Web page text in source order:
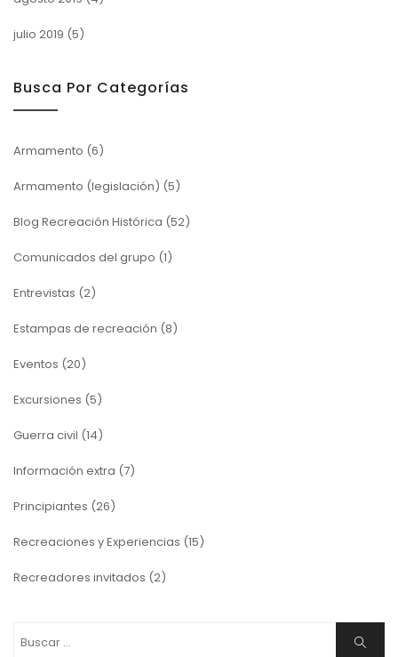
julio 2019 (5)
Busca Por Categorías
Armamento (6)
Armamento (legislación) (5)
Blog Recreación Histórica (52)
Comunicados del grupo (1)
Entrevistas (2)
Estampas de recreación (8)
Eventos (20)
Excursiones (5)
Guerra civil (14)
Información extra (7)
Principiantes (26)
Recreaciones y Experiencias (15)
Recreadores invitados (2)
Buscar: Buscar